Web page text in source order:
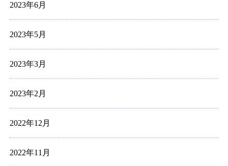
2023年6月
2023年5月
2023年3月
2023年2月
2022年12月
2022年11月